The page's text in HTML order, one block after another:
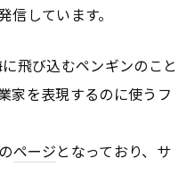
しています。
飛び込むペンギンのこと
家を表現するのに使うフ
ページとなっており、サ